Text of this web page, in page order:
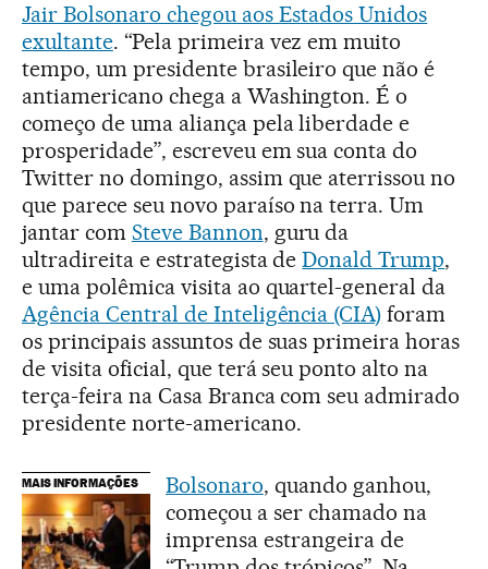
Jair Bolsonaro chegou aos Estados Unidos
exultante. “Pela primeira vez em muito
tempo, um presidente brasileiro que não é
antiamericano chega a Washington. É o
começo de uma aliança pela liberdade e
prosperidade”, escreveu em sua conta do
Twitter no domingo, assim que aterrissou no
que parece seu novo paraíso na terra. Um
jantar com Steve Bannon, guru da
ultradireita e estrategista deDonald Trump,
e uma polêmica visita ao quartel-general da
Agência Central de Inteligência (CIA) foram
os principais assuntos de suas primeira horas
de visita oficial, que terá seu ponto alto na
terça-feira na Casa Branca com seu admirado
presidente norte-americano.
MAIS INFORMAÇÕES Bolsonaro, quando ganhou,
começou a ser chamado na
imprensa estrangeira de